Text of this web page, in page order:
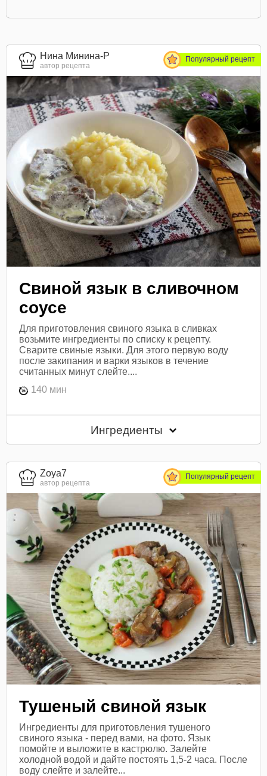
Нина Минина-Р
автор рецепта
Популярный рецепт
Свиной язык в сливочном
соусе
Для приготовления свиного языка в сливках
возьмите ингредиенты по списку к рецепту.
Сварите свиные языки. Для этого первую воду
после закипания и варки языков в течение
считанных минут слейте....
140 мин
Ингредиенты
Zoya7
автор рецепта
Популярный рецепт
Тушеный свиной язык
Ингредиенты для приготовления тушеного
свиного языка - перед вами, на фото. Язык
помойте и выложите в кастрюлю. Залейте
холодной водой и дайте постоять 1,5-2 часа. После
воду слейте и залейте...